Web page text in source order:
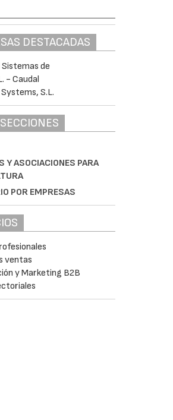
DESTACADAS
Y ASOCIACIONES PARA
POR EMPRESAS
ventas
y Marketing B2B